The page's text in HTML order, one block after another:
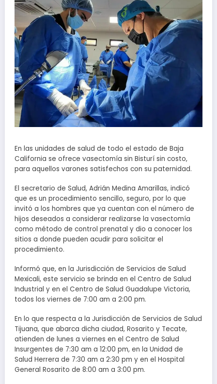
En las unidades de salud de todo el estado de Baja
California se ofrece vasectomía sin Bisturí sin costo,
para aquellos varones satisfechos con su paternidad.
El secretario de Salud, Adrián Medina Amarillas, indicó
que es un procedimiento sencillo, seguro, por lo que
invitó a los hombres que ya cuentan con el número de
hijos deseados a considerar realizarse la vasectomía
como método de control prenatal y dio a conocer los
sitios a donde pueden acudir para solicitar el
procedimiento.
Informó que, en la Jurisdicción de Servicios de Salud
Mexicali, este servicio se brinda en el Centro de Salud
Industrial y en el Centro de Salud Guadalupe Victoria,
todos los viernes de 7:00 am a 2:00 pm.
En lo que respecta a la Jurisdicción de Servicios de Salud
Tijuana, que abarca dicha ciudad, Rosarito y Tecate,
atienden de lunes a viernes en el Centro de Salud
Insurgentes de 7:30 am a 12:00 pm, en la Unidad de
Salud Herrera de 7:30 am a 2:30 pm y en el Hospital
General Rosarito de 8:00 am a 3:00 pm.